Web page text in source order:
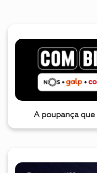
A poupança que